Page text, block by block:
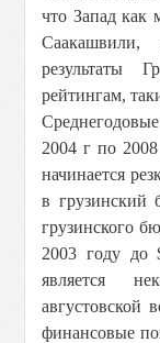
что Запад как
Саакашвили,
результаты
рейтингам,
2004 г по
начинается
в грузинский
грузинского
2003 году до
является
августовской
финансовые